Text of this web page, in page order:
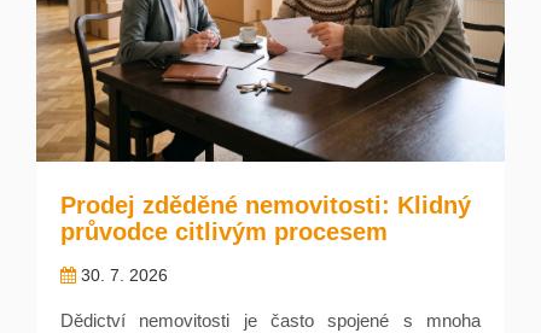
Prodej zděděné nemovitosti: Klidný
průvodce citlivým procesem
30. 7. 2026
Dědictví nemovitosti je často spojené s mnoha